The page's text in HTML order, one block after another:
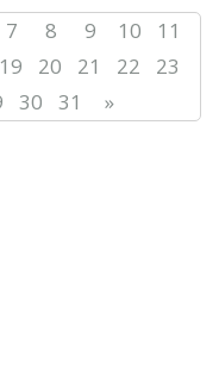
7 8 9 10
11
19 20 21 22
23
30 31 »